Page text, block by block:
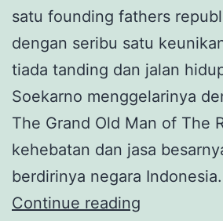
satu founding fathers
dengan seribu satu
tiada tanding dan jalan
Soekarno menggelarinya
The Grand Old Man of The
kehebatan dan jasa
berdirinya negara
Continue reading